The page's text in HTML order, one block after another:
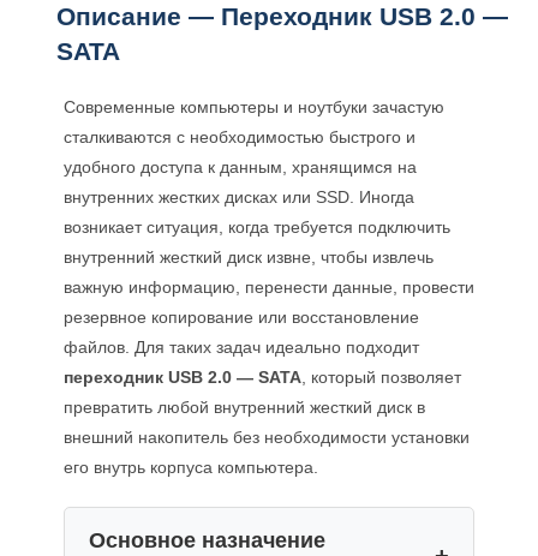
Описание — Переходник USB 2.0 —
SATA
Современные компьютеры и ноутбуки зачастую
сталкиваются с необходимостью быстрого и
удобного доступа к данным, хранящимся на
внутренних жестких дисках или SSD. Иногда
возникает ситуация, когда требуется подключить
внутренний жесткий диск извне, чтобы извлечь
важную информацию, перенести данные, провести
резервное копирование или восстановление
файлов. Для таких задач идеально подходит
переходник USB 2.0 — SATA, который позволяет
превратить любой внутренний жесткий диск в
внешний накопитель без необходимости установки
его внутрь корпуса компьютера.
Основное назначение